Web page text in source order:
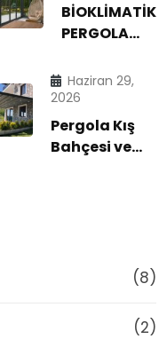
BİOKLİMATİK
PERGOLA
DÖRT
MEVSİM
KONFORLU
DIŞ MEKÂN
YAŞAM
Haziran 29,
2026
Pergola Kış
Bahçesi ve
(8)
(2)